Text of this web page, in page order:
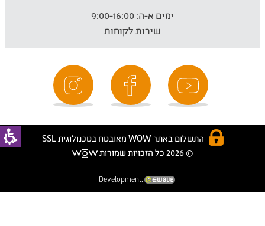
ימים א-ה:
שירות לקוחות
התשלום באתר WOW מאובטח בטכנולוגית SSL
© 2026 כל הזכויות שמורות
Development: